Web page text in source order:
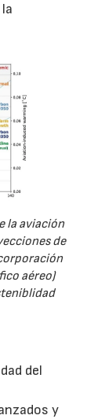
la aviación
de
aéreo)
del
y